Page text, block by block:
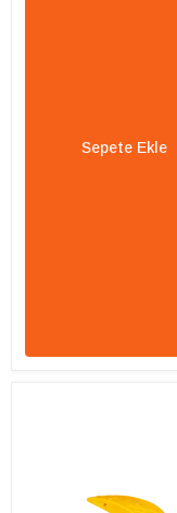
Sepete Ekle